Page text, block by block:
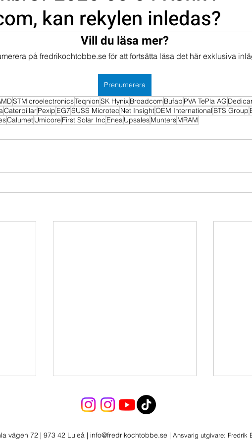
Portföljer
kan rekylen inledas?
Vill du läsa mer?
på fredrikochtobbe.se för att fortsätta läsa det här exklusiva
Prenumerera
STMicroelectronicsTeqnionSK HynixBroadcom Bufab PVA TePla AG
CaterpillarPexip EG7SUSS Microtec Net InsightOEM International BTS Group
CalumetUmicore First Solar Inc EneaUpsalesMuntersMRAM
vägen 72 | 973 42 Luleå | info@fredrikochtobbe.se | Ansvarig utgivare: Fredrik